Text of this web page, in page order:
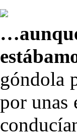
góndola
por unas